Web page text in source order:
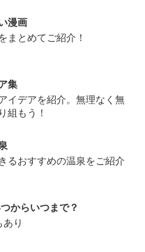
漫画
まとめてご紹介！
集
イデアを紹介。無理なく無
組もう！
るおすすめの温泉をご紹介
からいつまで？
り